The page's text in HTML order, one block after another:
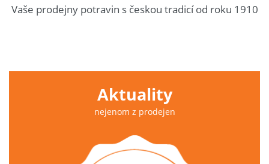
Vaše prodejny potravin s českou tradicí od roku 1910
Aktuality
nejenom z prodejen